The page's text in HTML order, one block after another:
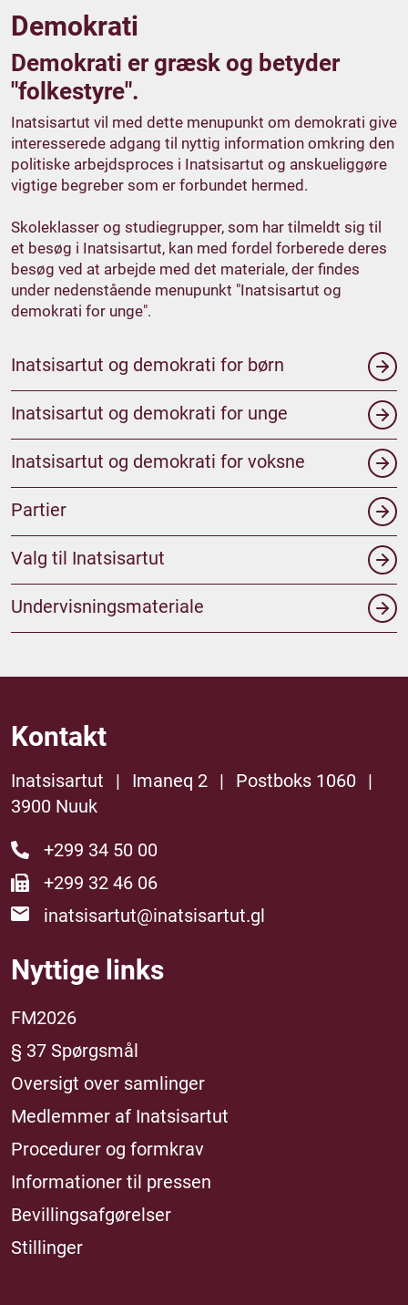
Demokrati
Demokrati er græsk og betyder
"folkestyre".
Inatsisartut vil med dette menupunkt om demokrati give
interesserede adgang til nyttig information omkring den
politiske arbejdsproces i Inatsisartut og anskueliggøre
vigtige begreber som er forbundet hermed.
Skoleklasser og studiegrupper, som har tilmeldt sig til
et besøg i Inatsisartut, kan med fordel forberede deres
besøg ved at arbejde med det materiale, der findes
under nedenstående menupunkt "Inatsisartut og
demokrati for unge".
Inatsisartut og demokrati for børn
Inatsisartut og demokrati for unge
Inatsisartut og demokrati for voksne
Partier
Valg til Inatsisartut
Undervisningsmateriale
Kontakt
Inatsisartut | Imaneq 2 | Postboks 1060
|
3900 Nuuk
+299 34 50 00
+299 32 46 06
inatsisartut@inatsisartut.gl
Nyttige links
FM2026
§ 37 Spørgsmål
Oversigt over samlinger
Medlemmer af Inatsisartut
Procedurer og formkrav
Informationer til pressen
Bevillingsafgørelser
Stillinger